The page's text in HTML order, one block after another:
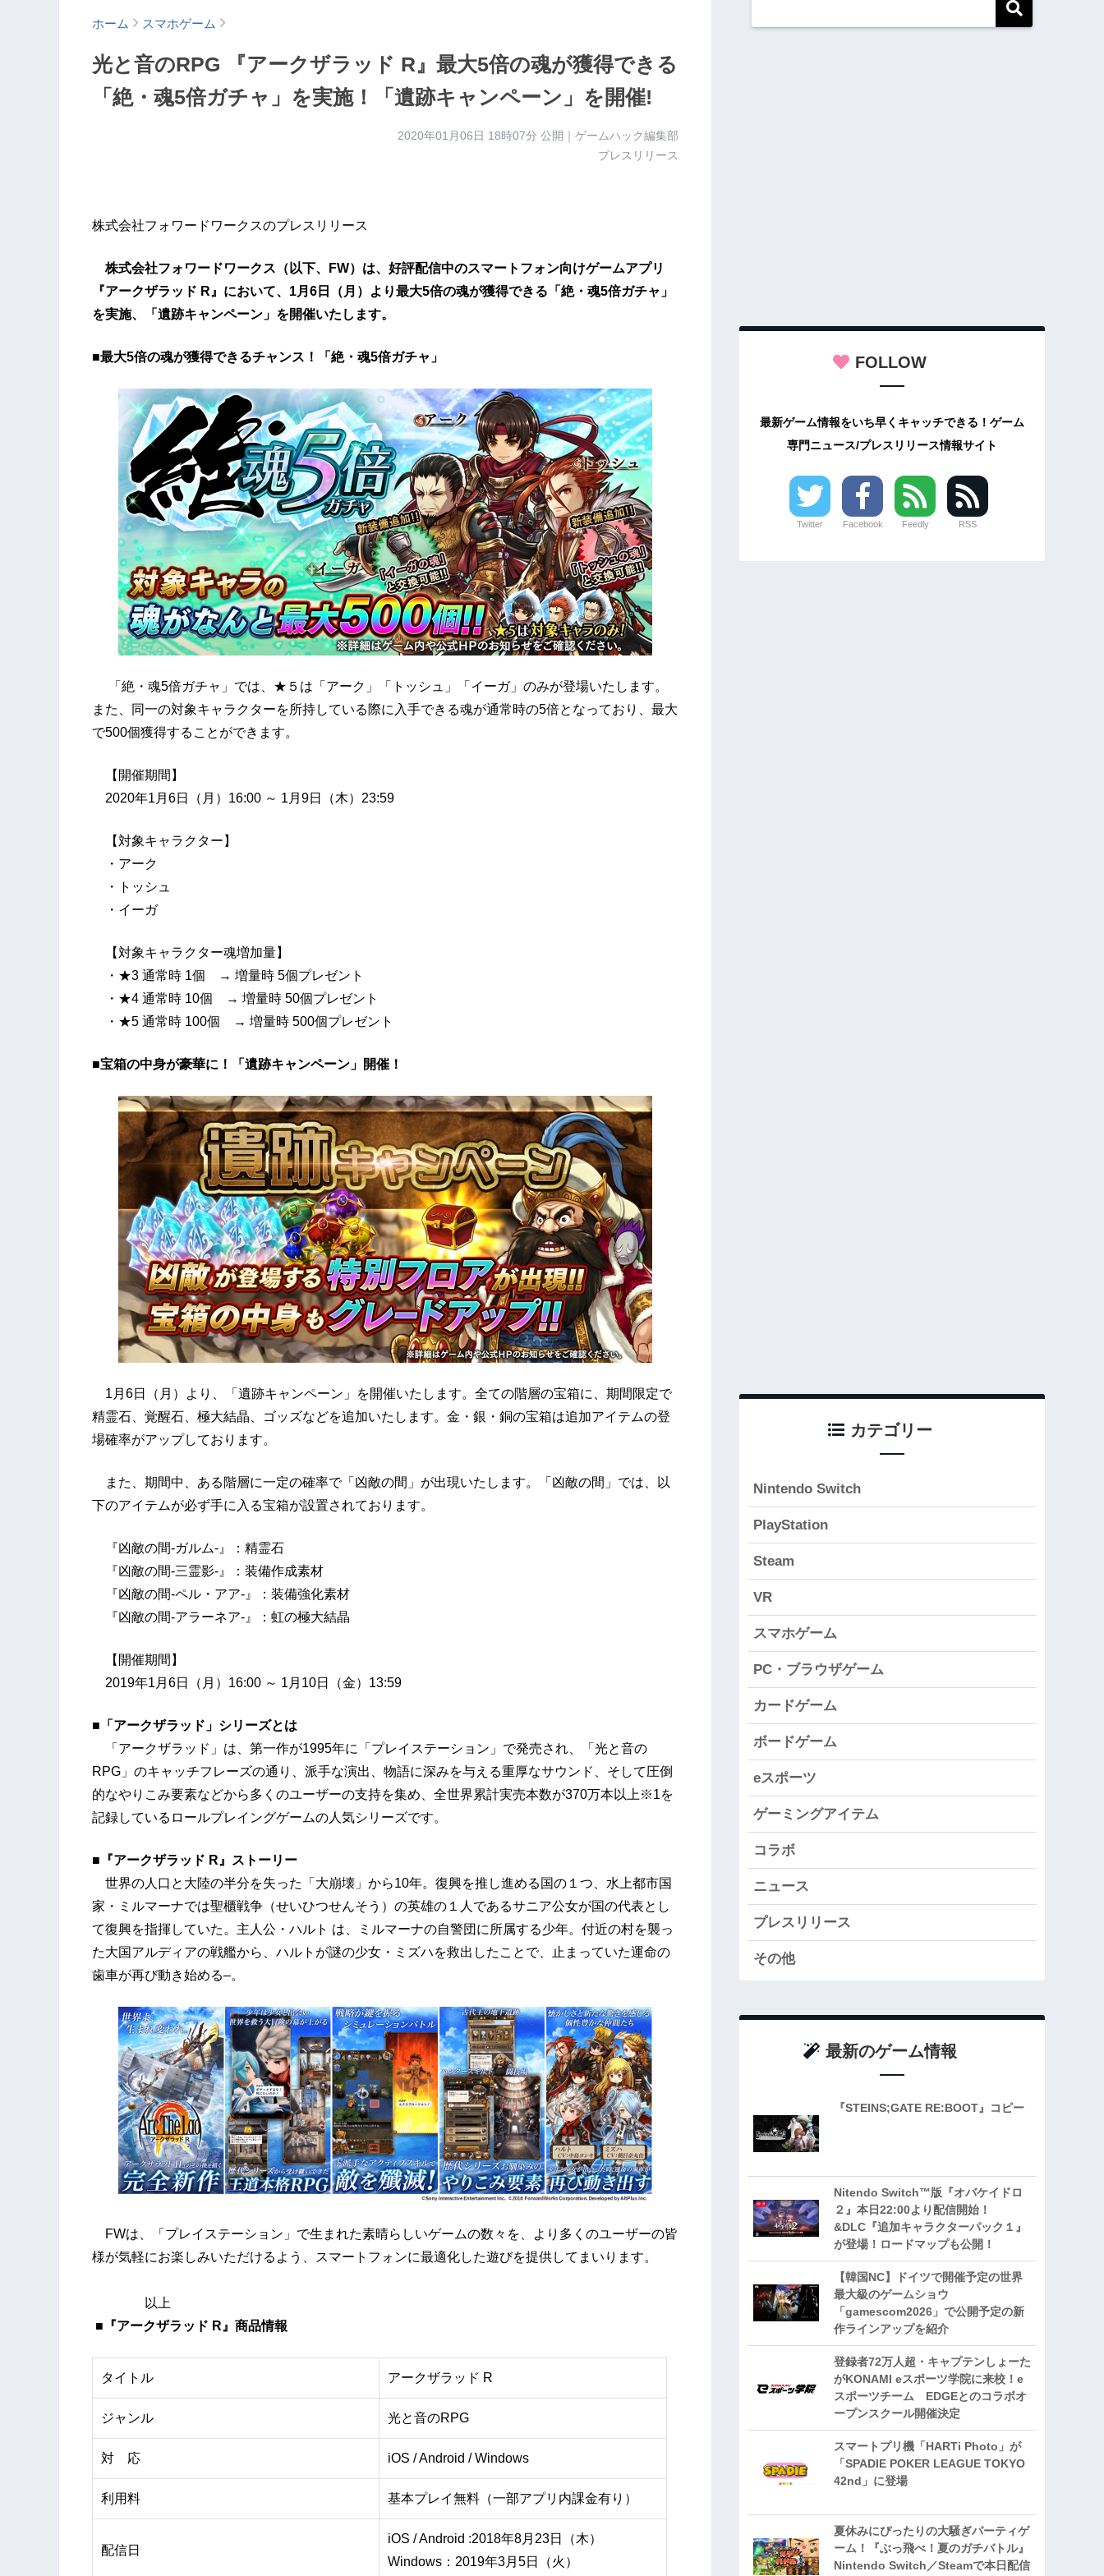
ホーム スマホゲーム
光と音のRPG 『アークザラッド R』最大5倍の魂が獲得できる
「絶・魂5倍ガチャ」を実施！「遺跡キャンペーン」を開催!
2020年01月06日 18時07分 公開｜ゲームハック編集部
プレスリリース
株式会社フォワードワークスのプレスリリース
株式会社フォワードワークス（以下、FW）は、好評配信中のスマートフォン向けゲームアプリ
『アークザラッド R』において、1月6日（月）より最大5倍の魂が獲得できる「絶・魂5倍ガチャ」
を実施、「遺跡キャンペーン」を開催いたします。
■最大5倍の魂が獲得できるチャンス！「絶・魂5倍ガチャ」
「絶・魂5倍ガチャ」では、★５は「アーク」「トッシュ」「イーガ」のみが登場いたします。
また、同一の対象キャラクターを所持している際に入手できる魂が通常時の5倍となっており、最大
で500個獲得することができます。
【開催期間】
2020年1月6日（月）16:00 ～ 1月9日（木）23:59
【対象キャラクター】
・アーク
・トッシュ
・イーガ
【対象キャラクター魂増加量】
・★3 通常時 1個 → 増量時 5個プレゼント
・★4 通常時 10個 → 増量時 50個プレゼント
・★5 通常時 100個 → 増量時 500個プレゼント
■宝箱の中身が豪華に！「遺跡キャンペーン」開催！
1月6日（月）より、「遺跡キャンペーン」を開催いたします。全ての階層の宝箱に、期間限定で
精霊石、覚醒石、極大結晶、ゴッズなどを追加いたします。金・銀・銅の宝箱は追加アイテムの登
場確率がアップしております。
また、期間中、ある階層に一定の確率で「凶敵の間」が出現いたします。「凶敵の間」では、以
下のアイテムが必ず手に入る宝箱が設置されております。
『凶敵の間-ガルム-』：精霊石
『凶敵の間-三霊影-』：装備作成素材
『凶敵の間-ペル・アア-』：装備強化素材
『凶敵の間-アラーネア-』：虹の極大結晶
【開催期間】
2019年1月6日（月）16:00 ～ 1月10日（金）13:59
■「アークザラッド」シリーズとは
「アークザラッド」は、第一作が1995年に「プレイステーション」で発売され、「光と音の
RPG」のキャッチフレーズの通り、派手な演出、物語に深みを与える重厚なサウンド、そして圧倒
的なやりこみ要素などから多くのユーザーの支持を集め、全世界累計実売本数が370万本以上※1を
記録しているロールプレイングゲームの人気シリーズです。
■『アークザラッド R』ストーリー
世界の人口と大陸の半分を失った「大崩壊」から10年。復興を推し進める国の１つ、水上都市国
家・ミルマーナでは聖櫃戦争（せいひつせんそう）の英雄の１人であるサニア公女が国の代表とし
て復興を指揮していた。主人公・ハルト は、ミルマーナの自警団に所属する少年。付近の村を襲っ
た大国アルディアの戦艦から、ハルトが謎の少女・ミズハを救出したことで、止まっていた運命の
歯車が再び動き始める–。
FWは、「プレイステーション」で生まれた素晴らしいゲームの数々を、より多くのユーザーの皆
様が気軽にお楽しみいただけるよう、スマートフォンに最適化した遊びを提供してまいります。
以上
■『アークザラッド R』商品情報
タイトル アークザラッド R
ジャンル 光と音のRPG
対 応 iOS / Android / Windows
利用料 基本プレイ無料（一部アプリ内課金有り）
配信日
iOS / Android :2018年8月23日（木）
Windows：2019年3月5日（火）
FOLLOW
最新ゲーム情報をいち早くキャッチできる！ゲーム
専門ニュース/プレスリリース情報サイト
Twitter Facebook Feedly RSS
カテゴリー
Nintendo Switch
PlayStation
Steam
VR
スマホゲーム
PC・ブラウザゲーム
カードゲーム
ボードゲーム
eスポーツ
ゲーミングアイテム
コラボ
ニュース
プレスリリース
その他
最新のゲーム情報
『STEINS;GATE RE:BOOT』コピー
Nitendo Switch™版『オバケイドロ
２』本日22:00より配信開始！
&DLC『追加キャラクターパック１』
が登場！ロードマップも公開！
【韓国NC】ドイツで開催予定の世界
最大級のゲームショウ
「gamescom2026」で公開予定の新
作ラインアップを紹介
登録者72万人超・キャプテンしょーた
がKONAMI eスポーツ学院に来校！e
スポーツチーム EDGEとのコラボオ
ープンスクール開催決定
スマートプリ機「HARTi Photo」が
「SPADIE POKER LEAGUE TOKYO
42nd」に登場
夏休みにぴったりの大騒ぎパーティゲ
ーム！『ぶっ飛べ！夏のガチバトル』
Nintendo Switch／Steamで本日配信